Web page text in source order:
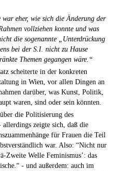
war eher, wie sich die Änderung der
vollziehen konnte und was
die sogenannte „Unterdrückung
bei der S.I. nicht zu Hause
Themen gegangen wäre.“
scheiterte in der konkreten
in Wien, vor allen Dingen an
darüber, was Kunst, Politik,
waren, sind oder sein könnten.
die Politisierung des
zeigte sich, daß die
für Frauen die Teil
war. Also: “Nicht nur
Zweite Welle Feminismus’: das
- und außerdem: auch im